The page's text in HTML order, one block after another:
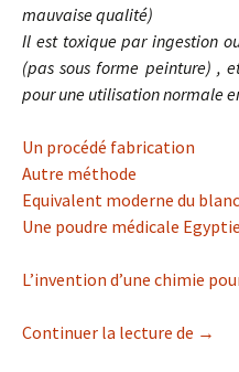
mauvaise qualité)
Il est toxique par ingestion
(pas sous forme peinture) ,
pour une utilisation normale
Un procédé fabrication
Autre méthode
Equivalent moderne du
Une poudre médicale
L’invention d’une chimie
Continuer la lecture de →